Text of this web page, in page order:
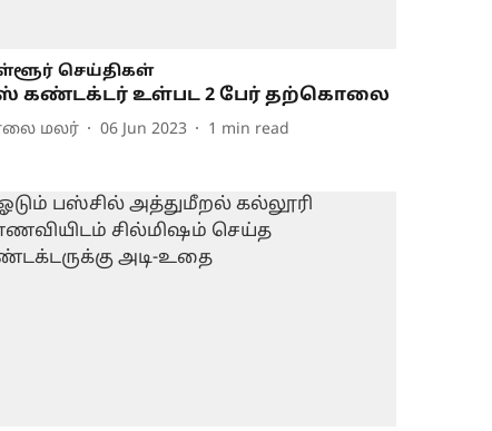
செய்திகள்
கண்டக்டர் உள்பட 2 பேர் தற்கொலை
மலர் 06 Jun 2023 1 min read